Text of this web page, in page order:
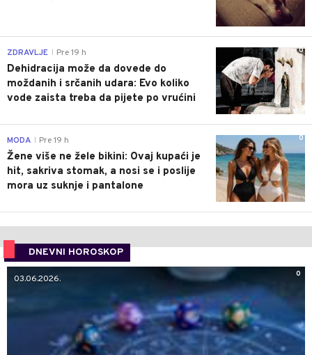
0
ZDRAVLJE Pre 19 h
Dehidracija može da dovede do
moždanih i srčanih udara: Evo koliko
vode zaista treba da pijete po vrućini
0
MODA Pre 19 h
Žene više ne žele bikini: Ovaj kupaći je
hit, sakriva stomak, a nosi se i poslije
mora uz suknje i pantalone
DNEVNI HOROSKOP
0
03.06.2026.